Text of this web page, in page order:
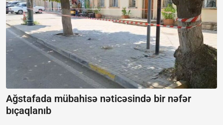
Ağstafada mübahisə nəticəsində bir nəfər
bıçaqlanıb